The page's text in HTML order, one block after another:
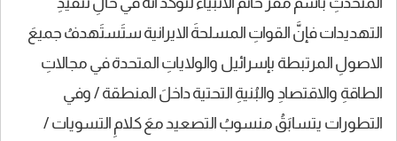
التهديدات فإنَّ القواتِ المسلحةَ الايرانية ستَستَهدفُ جميعَ
الاصولِ المرتبطة بإسرائيل والولاياتِ المتحدة في مجالاتِ
الطاقةِ والاقتصادِ والبُنيةِ التحتية داخلَ المنطقة / وفي
التطورات يتسابَقُ منسوبُ التصعيد معَ كلامِ التسويات /